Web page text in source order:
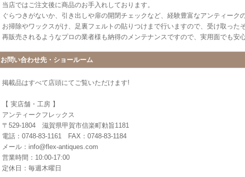
当店ではご注文後に商品のお手入れしております。
ぐらつきがないか、引き出しや扉の開閉チェックなど、経験豊富なアンティーク
お掃除やワックスがけ、足裏フェルトの貼りつけまで行いますので、受け取った
再販売されるようなプロの業者様も納得のメンテナンスですので、実用面でも安
お問い合わせ先・ショールーム
掲載品はすべて店頭にてご覧いただけます!
【 実店舗・工房 】
アンティークフレックス
〒529-1804 滋賀県甲賀市信楽町勅旨1181
電話：0748-83-1161 FAX：0748-83-1184
メール：info@flex-antiques.com
営業時間：10:00-17:00
定休日：毎週木曜日